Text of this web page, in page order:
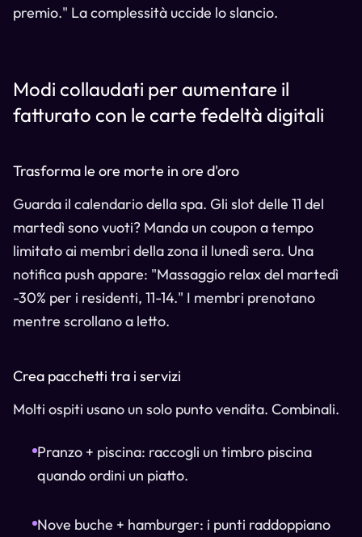
premio." La complessità uccide lo slancio.
Modi collaudati per aumentare il
fatturato con le carte fedeltà digitali
Trasforma le ore morte in ore d'oro
Guarda il calendario della spa. Gli slot delle 11 del
martedì sono vuoti? Manda un coupon a tempo
limitato ai membri della zona il lunedì sera. Una
notifica push appare: "Massaggio relax del martedì
-30% per i residenti, 11-14." I membri prenotano
mentre scrollano a letto.
Crea pacchetti tra i servizi
Molti ospiti usano un solo punto vendita. Combinali.
Pranzo + piscina: raccogli un timbro piscina
quando ordini un piatto.
Nove buche + hamburger: i punti raddoppiano